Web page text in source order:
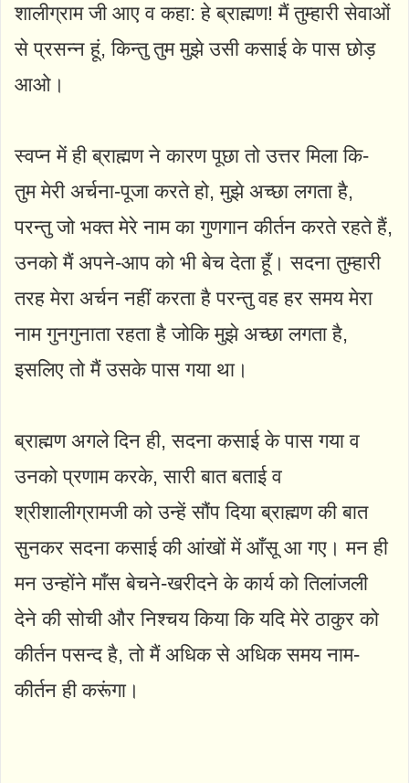
शालीग्राम जी आए व कहा: हे ब्राह्मण! मैं तुम्हारी सेवाओं
से प्रसन्न हूं, किन्तु तुम मुझे उसी कसाई के पास छोड़
आओ।
स्वप्न में ही ब्राह्मण ने कारण पूछा तो उत्तर मिला कि-
तुम मेरी अर्चना-पूजा करते हो, मुझे अच्छा लगता है,
परन्तु जो भक्त मेरे नाम का गुणगान कीर्तन करते रहते हैं,
उनको मैं अपने-आप को भी बेच देता हूँ। सदना तुम्हारी
तरह मेरा अर्चन नहीं करता है परन्तु वह हर समय मेरा
नाम गुनगुनाता रहता है जोकि मुझे अच्छा लगता है,
इसलिए तो मैं उसके पास गया था।
ब्राह्मण अगले दिन ही, सदना कसाई के पास गया व
उनको प्रणाम करके, सारी बात बताई व
श्रीशालीग्रामजी को उन्हें सौंप दिया ब्राह्मण की बात
सुनकर सदना कसाई की आंखों में आँसू आ गए। मन ही
मन उन्होंने माँस बेचने-खरीदने के कार्य को तिलांजली
देने की सोची और निश्चय किया कि यदि मेरे ठाकुर को
कीर्तन पसन्द है, तो मैं अधिक से अधिक समय नाम-
कीर्तन ही करूंगा।